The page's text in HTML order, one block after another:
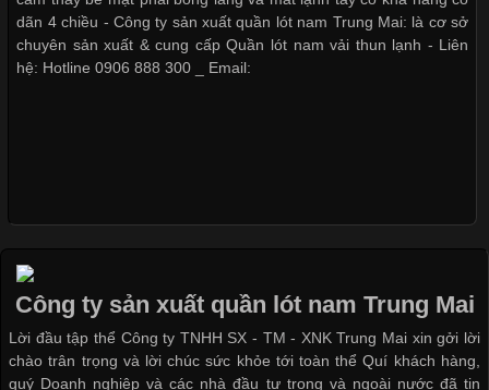
vải thun luôn đóng vai trò quan trọng trong quá trình sản xuất.
Hiện nay, nhu cầu tìm kiếm quần lót nam giá
Các Form Áo Thun Phổ Biến Hiện Nay Và Xu Hướng Trong
Ngành May Mặc Áo thun là một trong những trang phục quen
thuộc và được sử dụng phổ biến nhất hiện nay. Không chỉ đa
dạng về màu sắc hay chất liệu, áo thun còn có nhiều form dáng
khác nhau để phù hợp với từng phong cách thời trang và nhu
cầu
dãn 4 chiều - Công ty sản xuất quần lót nam Trung Mai: là cơ sở
chuyên sản xuất & cung cấp Quần lót nam vải thun lạnh - Liên
hệ: Hotline 0906 888 300 _ Email:
Công ty sản xuất quần lót nam Trung Mai
Lời đầu tập thể Công ty TNHH SX - TM - XNK Trung Mai xin gởi lời
chào trân trọng và lời chúc sức khỏe tới toàn thể Quí khách hàng,
quý Doanh nghiệp và các nhà đầu tư trong và ngoài nước đã tin